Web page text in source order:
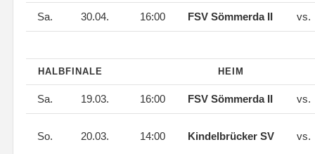
Sa. 30.04. 16:00 FSV Sömmerda II vs.
HALBFINALE HEIM
Sa. 19.03. 16:00 FSV Sömmerda II vs.
So. 20.03. 14:00 Kindelbrücker SV vs.